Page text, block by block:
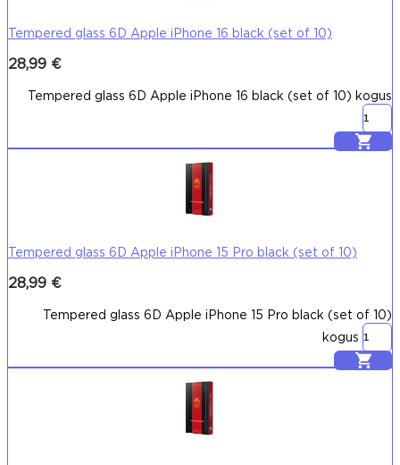
Tempered glass 6D Apple iPhone 16 black (set of 10)
28,99 €
Tempered glass 6D Apple iPhone 16 black (set of 10) kogus
Lisa korvi
Tempered glass 6D Apple iPhone 15 Pro black (set of 10)
28,99 €
Tempered glass 6D Apple iPhone 15 Pro black (set of 10)
kogus
Lisa korvi